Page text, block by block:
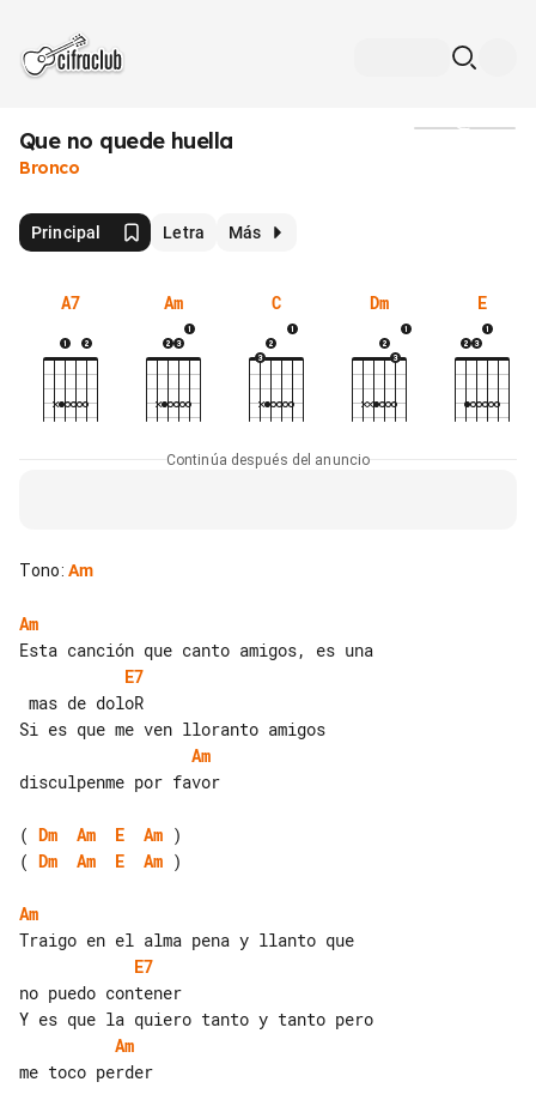
Que no quede huella
Bronco
Principal Letra Más
A7 Am C Dm E
Continúa después del anuncio
Tono: Am
Am
E7
Am
disculpenme por favor
( Dm Am E Am
( Dm Am E Am )
Am
E7
no puedo contener
Am
me toco perder